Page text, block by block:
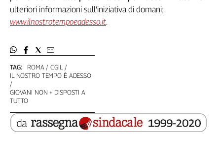
Inca
Caaf
G8
Genova,
il
sangue
della
ragione
120
TAG: ROMA
CGIL
IL NOSTRO TEMPO È ADESSO
GIOVANI NON + DISPOSTI A
TUTTO
ulteriori informazioni sull’iniziativa di domani:
www.ilnostrotempoeadesso.it.